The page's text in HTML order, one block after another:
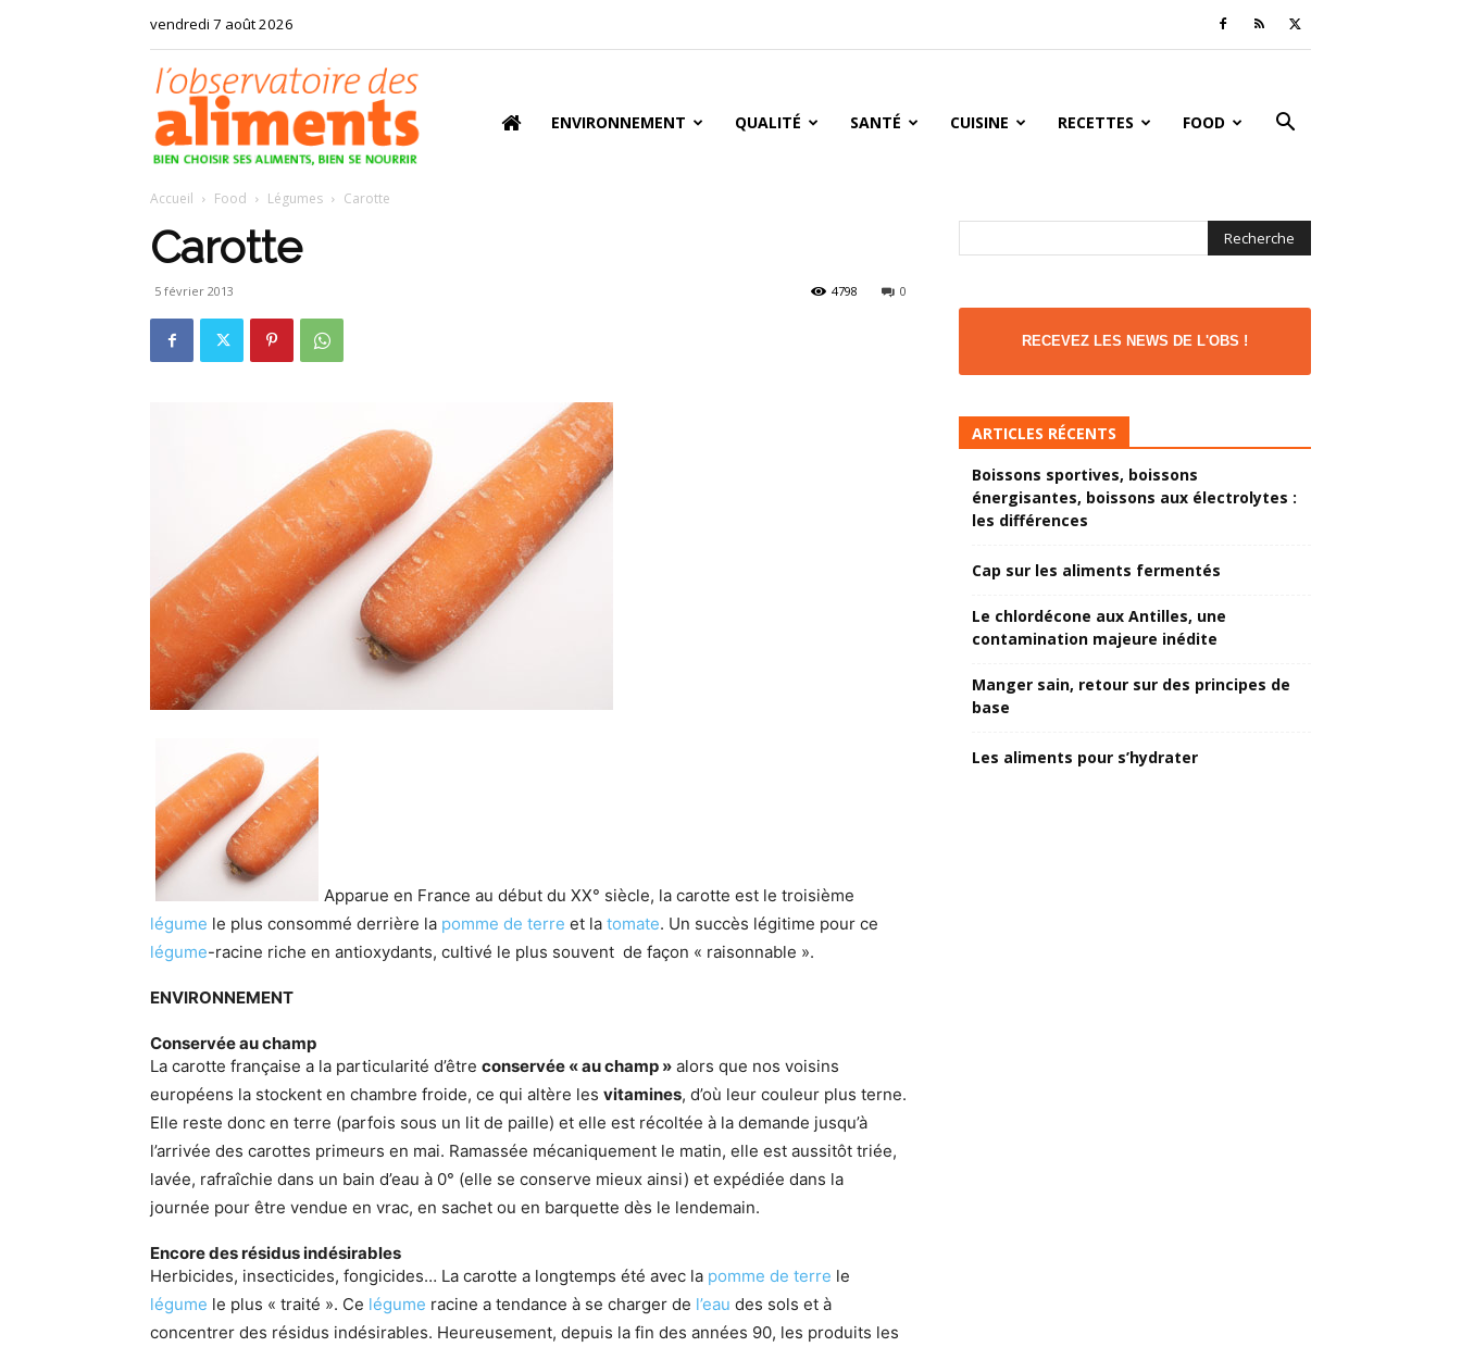
vendredi 7 août 2026
ENVIRONNEMENT QUALITÉ SANTÉ CUISINE RECETTES FOOD
Accueil Food Légumes Carotte
Carotte
5 février 2013 0
4798
Apparue en France au début du XX° siècle, la carotte est le troisième
légume le plus consommé derrière la pomme de terre et la tomate. Un succès légitime pour ce
légume-racine riche en antioxydants, cultivé le plus souvent de façon « raisonnable ».
ENVIRONNEMENT
Conservée au champ
La carotte française a la particularité d’être conservée « au champ » alors que nos voisins
européens la stockent en chambre froide, ce qui altère les vitamines, d’où leur couleur plus terne.
Elle reste donc en terre (parfois sous un lit de paille) et elle est récoltée à la demande jusqu’à
l’arrivée des carottes primeurs en mai. Ramassée mécaniquement le matin, elle est aussitôt triée,
lavée, rafraîchie dans un bain d’eau à 0° (elle se conserve mieux ainsi) et expédiée dans la
journée pour être vendue en vrac, en sachet ou en barquette dès le lendemain.
Encore des résidus indésirables
Herbicides, insecticides, fongicides… La carotte a longtemps été avec la pomme de terre le
légume le plus « traité ». Ce légume racine a tendance à se charger de l’eau des sols et à
concentrer des résidus indésirables. Heureusement, depuis la fin des années 90, les produits les
RECEVEZ LES NEWS DE L'OBS !
ARTICLES RÉCENTS
Boissons sportives, boissons
énergisantes, boissons aux électrolytes :
les différences
Cap sur les aliments fermentés
Le chlordécone aux Antilles, une
contamination majeure inédite
Manger sain, retour sur des principes de
base
Les aliments pour s’hydrater